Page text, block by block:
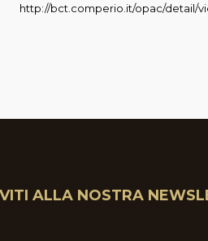
http://bct.comperio.it/opac/detail/
ALLA NOSTRA